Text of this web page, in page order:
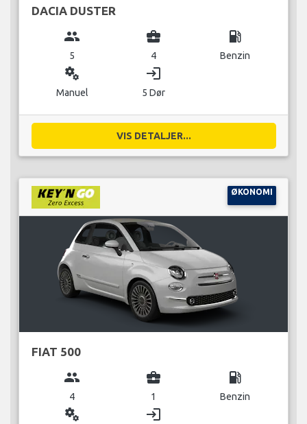
DACIA DUSTER
group
5
business_center
4
local_gas_station
Benzin
miscellaneous_services
Manuel
login
5 Dør
VIS DETALJER...
ØKONOMI
FIAT 500
group
4
business_center
1
local_gas_station
Benzin
miscellaneous_services login